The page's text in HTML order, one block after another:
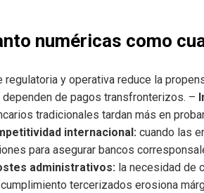
numéricas como
regulatoria y operativa reduce la
de pagos transfronterizos. –
tradicionales tardan más en
internacional: cuando las
para asegurar bancos
administrativos: la necesidad de
tercerizados erosiona